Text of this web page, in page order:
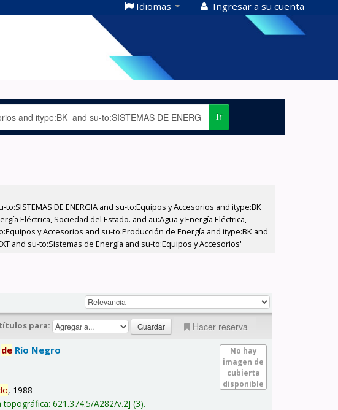
Idiomas Ingresar a su cuenta
Ir
DE ENERGIA and su-to:Equipos y Accesorios and itype:BK
Eléctrica, Sociedad del Estado. and au:Agua y Energía Eléctrica,
y Accesorios and su-to:Producción de Energía and itype:BK and
and su-to:Sistemas de Energía and su-to:Equipos y Accesorios'
para: Hacer reserva
No hay
imagen de
cubierta
disponible
de Río Negro
, 1988
topográfica:621.374.5/A282/v.2 (3).